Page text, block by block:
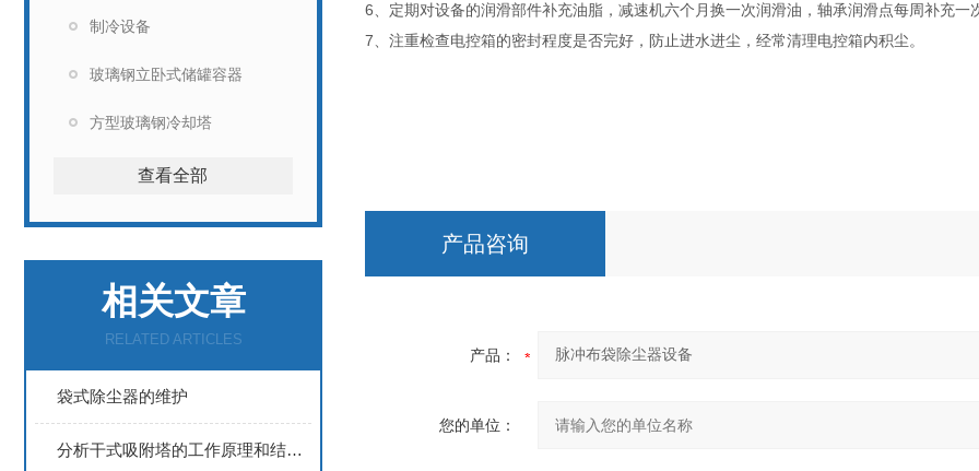
制冷设备
玻璃钢立卧式储罐容器
方型玻璃钢冷却塔
查看全部
相关文章
RELATED ARTICLES
袋式除尘器的维护
分析干式吸附塔的工作原理和结构特点
6、定期对设备的润滑部件补充油脂，减速机六个月换一次润滑油，轴承润滑点每周补充一
7、注重检查电控箱的密封程度是否完好，防止进水进尘，经常清理电控箱内积尘。
产品咨询
产品：
您的单位：